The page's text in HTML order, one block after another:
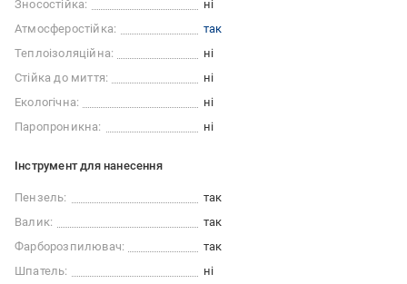
Зносостійка:
ні
Атмосферостійка:
так
Теплоізоляційна:
ні
Стійка до миття:
ні
Екологічна:
ні
Паропроникна:
ні
Інструмент для нанесення
Пензель:
так
Валик:
так
Фарборозпилювач:
так
Шпатель:
ні